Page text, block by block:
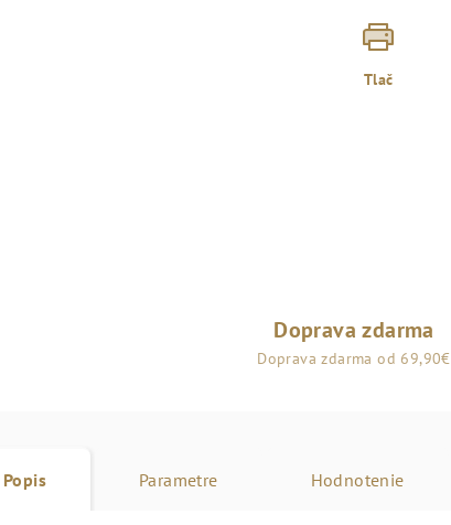
Tlač
Doprava zdarma
Doprava zdarma od 69,90€
Popis Parametre Hodnotenie